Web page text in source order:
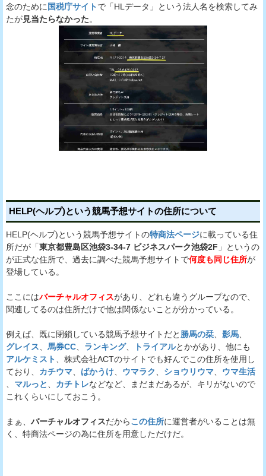
念のために国税庁サイトで「HLデータ」という法人名を検索してみ
たが見当たらなかった。
HELP(ヘルプ)という競馬予想サイトの住所について
HELP(ヘルプ)という競馬予想サイトの特商法ページに載っている住
所だが「東京都豊島区池袋3-34-7 ビジネスパーク池袋2F 」というの
が正式な住所で、過去に調べた競馬予想サイトで何度も同じ住所が
登場している。
ここにはバーチャルオフィスがあり、どれも違うグループなので、
関連してるのは住所だけで他は関係ないことが分かっている。
例えば、既に閉鎖している競馬予想サイトだと 勝馬の栞 影馬
グレイス
馬券CC ランキング、 トライアルとかがあり、他にも
アルケミスト
、株式会社ACTのサイトでも好んでこの住所を使用し
ており、 カチウマ ばかうけ ウマラク ショウリウマ
ウマ生活
マルっと カチトレなどなど、まだまだあるが、キリがないので
これくらいにしておこう。
まぁ、 バーチャルオフィスだからこの住所に運営者がいることは無
く、特商法ページの為に住所を用意しただけだ。